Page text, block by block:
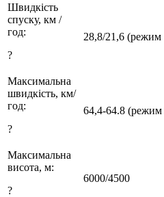
Швидкість
спуску, км /
год:
?
28,8/21,6
Максимальна
швидкість, км/
год:
?
64,4-64.8
Максимальна
висота, м:
?
6000/4500